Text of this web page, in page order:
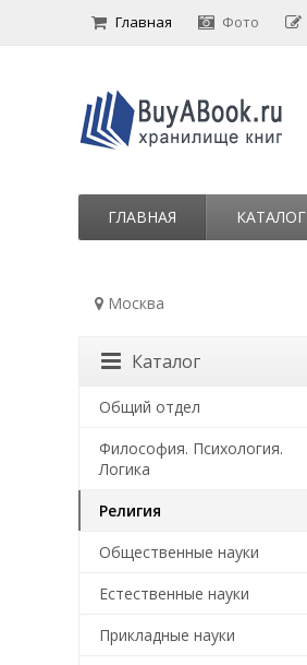
Главная Фото
ГЛАВНАЯ КАТАЛОГ
Москва
Каталог
Общий отдел
Философия. Психология.
Логика
Религия
Общественные науки
Естественные науки
Прикладные науки